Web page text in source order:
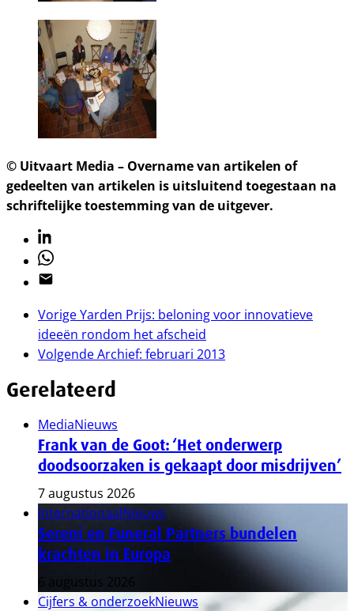
© Uitvaart Media – Overname van artikelen of
gedeelten van artikelen is uitsluitend toegestaan na
schriftelijke toestemming van de uitgever.
Linkedin
Whatsapp
Email
VorigeYarden Prijs: beloning voor innovatieve
ideeën rondom het afscheid
VolgendeArchief: februari 2013
Gerelateerd
MediaNieuws
Frank van de Goot: ‘Het onderwerp
doodsoorzaken is gekaapt door misdrijven’
7 augustus 2026
InternationaalNieuws
Sereni en Funeral Partners bundelen
krachten in Europa
6 augustus 2026
Cijfers & onderzoekNieuws